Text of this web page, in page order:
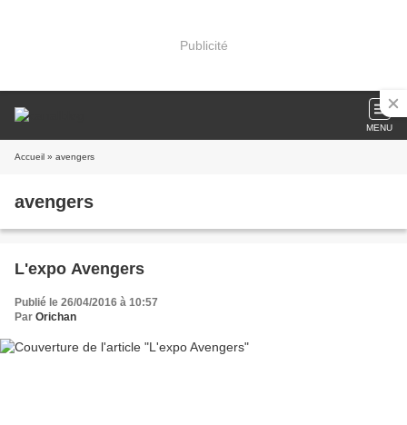
Publicité
MENU
Accueil » avengers
avengers
L'expo Avengers
Publié le 26/04/2016 à 10:57
Par Orichan